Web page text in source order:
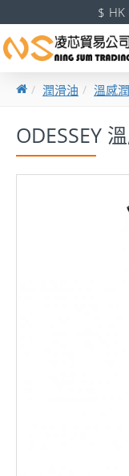
$ HK
潤滑油 溫感
ODESSEY